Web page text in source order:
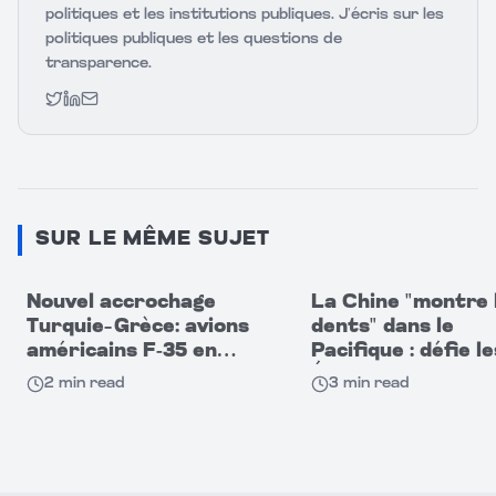
politiques et les institutions publiques. J’écris sur les
politiques publiques et les questions de
transparence.
SUR LE MÊME SUJET
Nouvel accrochage
Turquie–Grèce: avions
américains F-35 en
cause
2 min read
La Chine "montre
dents" dans le
Pacifique : défie
États-Unis par
capacités
3 min read